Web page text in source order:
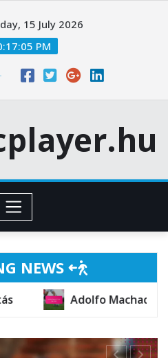
15 July 2026
PM
NEWS
Machado: Személyes